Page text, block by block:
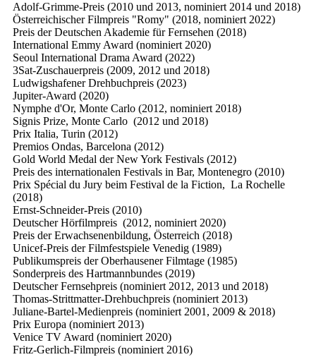
Adolf-Grimme-Preis (2010 und 2013, nominiert 2014 und 2018)
Österreichischer Filmpreis "Romy" (2018, nominiert 2022)
Preis der Deutschen Akademie für Fernsehen (2018)
International Emmy Award (nominiert 2020)
Seoul International Drama Award (2022)
3Sat-Zuschauerpreis (2009, 2012 und 2018)
Ludwigshafener Drehbuchpreis (2023)
Jupiter-Award (2020)
Nymphe d'Or, Monte Carlo (2012, nominiert 2018)
Signis Prize, Monte Carlo (2012 und 2018)
Prix Italia, Turin (2012)
Premios Ondas, Barcelona (2012)
Gold World Medal der New York Festivals (2012)
Preis des internationalen Festivals in Bar, Montenegro (2010)
Prix Spécial du Jury beim Festival de la Fiction, La Rochelle
(2018)
Ernst-Schneider-Preis (2010)
Deutscher Hörfilmpreis (2012, nominiert 2020)
Preis der Erwachsenenbildung, Österreich (2018)
Unicef-Preis der Filmfestspiele Venedig (1989)
Publikumspreis der Oberhausener Filmtage (1985)
Sonderpreis des Hartmannbundes (2019)
Deutscher Fernsehpreis (nominiert 2012, 2013 und 2018)
Thomas-Strittmatter-Drehbuchpreis (nominiert 2013)
Juliane-Bartel-Medienpreis (nominiert 2001, 2009 & 2018)
Prix Europa (nominiert 2013)
Venice TV Award (nominiert 2020)
Fritz-Gerlich-Filmpreis (nominiert 2016)